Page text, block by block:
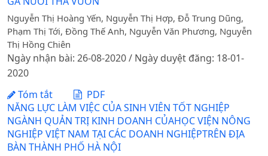
Nguyễn Thị Hoàng Yến, Nguyễn Thị Hợp, Đỗ Trung Dũng,
Phạm Thị Tới, Đồng Thế Anh, Nguyễn Văn Phương, Nguyễn
Thị Hồng Chiên
Ngày nhận bài: 26-08-2020 / Ngày duyệt đăng: 18-01-
2020
Tóm tắt
PDF
NĂNG LỰC LÀM VIỆC CỦA SINH VIÊN TỐT NGHIỆP
NGÀNH QUẢN TRỊ KINH DOANH CỦAHỌC VIỆN NÔNG
NGHIỆP VIỆT NAM TẠI CÁC DOANH NGHIỆPTRÊN ĐỊA
BÀN THÀNH PHỐ HÀ NỘI